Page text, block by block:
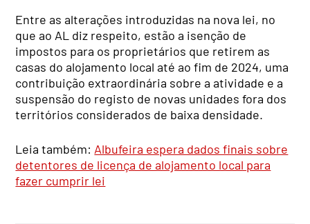
Entre as alterações introduzidas na nova lei, no
que ao AL diz respeito, estão a isenção de
impostos para os proprietários que retirem as
casas do alojamento local até ao fim de 2024, uma
contribuição extraordinária sobre a atividade e a
suspensão do registo de novas unidades fora dos
territórios considerados de baixa densidade.
Leia também: Albufeira espera dados finais sobre
detentores de licença de alojamento local para
fazer cumprir lei